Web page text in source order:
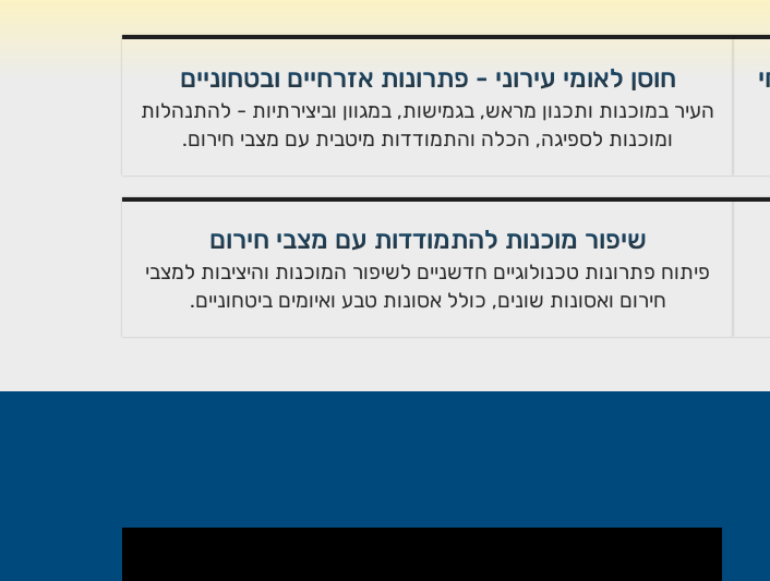
חוסן לאומי עירוני - פתרונות אזרחיים ובטחוניים
העיר במוכנות ותכנון מראש, בגמישות, במגוון וביצירתיות - להתנהלות
ומוכנות לספיגה, הכלה והתמודדות מיטבית עם מצבי חירום.
שיפור מוכנות להתמודדות עם מצבי חירום
פיתוח פתרונות טכנולוגיים חדשניים לשיפור המוכנות והיציבות למצבי
חירום ואסונות שונים, כולל אסונות טבע ואיומים ביטחוניים.